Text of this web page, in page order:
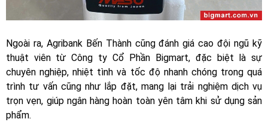
Ngoài ra, Agribank Bến Thành cũng đánh giá cao đội ngũ kỹ
thuật viên từ Công ty Cổ Phần Bigmart, đặc biệt là sự
chuyên nghiệp, nhiệt tình và tốc độ nhanh chóng trong quá
trình tư vấn cũng như lắp đặt, mang lại trải nghiệm dịch vụ
trọn vẹn, giúp ngân hàng hoàn toàn yên tâm khi sử dụng sản
phẩm.